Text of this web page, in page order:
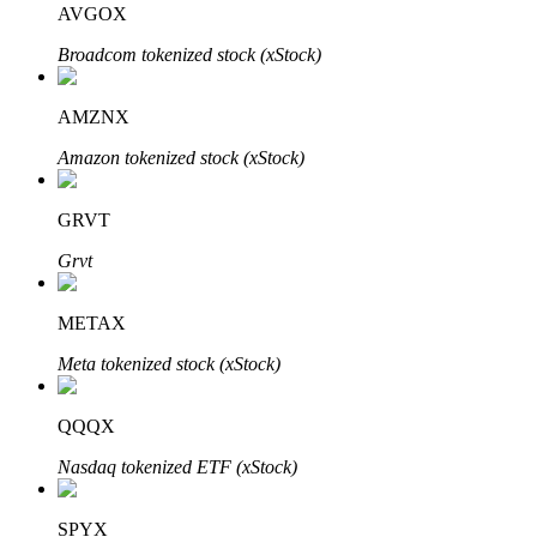
Blocages BTR
Des investissements exclusifs pour les détenteurs de BTR
Prêts
AVGOX
Broadcom tokenized stock (xStock)
AMZNX
Amazon tokenized stock (xStock)
GRVT
Grvt
METAX
Meta tokenized stock (xStock)
QQQX
Nasdaq tokenized ETF (xStock)
SPYX